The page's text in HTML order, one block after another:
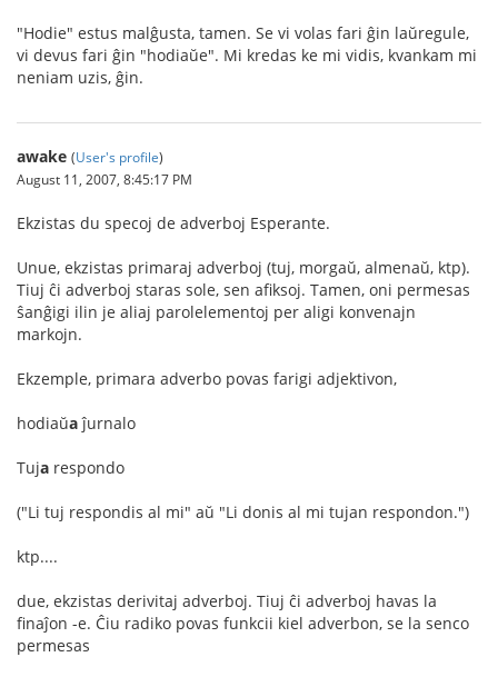
"Hodie" estus malĝusta, tamen. Se vi volas fari ĝin laŭregule,
vi devus fari ĝin "hodiaŭe". Mi kredas ke mi vidis, kvankam mi
neniam uzis, ĝin.
awake (User's profile)
August 11, 2007, 8:45:17 PM
Ekzistas du specoj de adverboj Esperante.
Unue, ekzistas primaraj adverboj (tuj, morgaŭ, almenaŭ, ktp).
Tiuj ĉi adverboj staras sole, sen afiksoj. Tamen, oni permesas
ŝanĝigi ilin je aliaj parolelementoj per aligi konvenajn
markojn.
Ekzemple, primara adverbo povas farigi adjektivon,
hodiaŭaĵurnalo
Tuja respondo
("Li tuj respondis al mi" aŭ "Li donis al mi tujan respondon.")
ktp....
due, ekzistas derivitaj adverboj. Tiuj ĉi adverboj havas la
finaĵon -e. Ĉiu radiko povas funkcii kiel adverbon, se la senco
permesas